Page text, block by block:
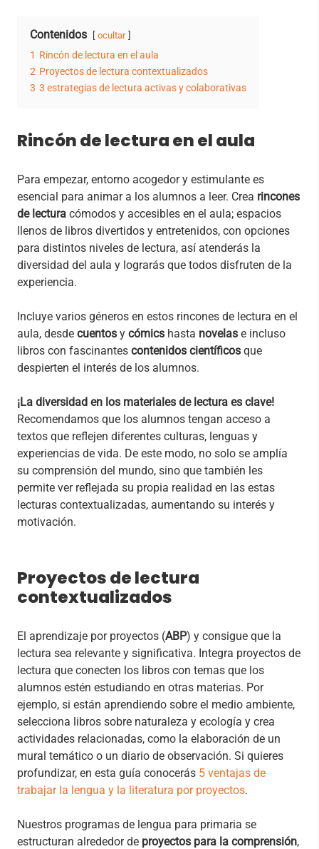
Contenidos ocultar
1 Rincón de lectura en el aula
2 Proyectos de lectura contextualizados
3 3 estrategias de lectura activas y colaborativas
Rincón de lectura en el aula
Para empezar, entorno acogedor y estimulante es
esencial para animar a los alumnos a leer. Crea rincones
de lectura cómodos y accesibles en el aula; espacios
llenos de libros divertidos y entretenidos, con opciones
para distintos niveles de lectura, así atenderás la
diversidad del aula y lograrás que todos disfruten de la
experiencia.
Incluye varios géneros en estos rincones de lectura en el
aula, desde cuentos y cómics hasta novelas e incluso
libros con fascinantes contenidos científicos que
despierten el interés de los alumnos.
¡La diversidad en los materiales de lectura es clave!
Recomendamos que los alumnos tengan acceso a
textos que reflejen diferentes culturas, lenguas y
experiencias de vida. De este modo, no solo se amplía
su comprensión del mundo, sino que también les
permite ver reflejada su propia realidad en las estas
lecturas contextualizadas, aumentando su interés y
motivación.
Proyectos de lectura
contextualizados
El aprendizaje por proyectos (ABP) y consigue que la
lectura sea relevante y significativa. Integra proyectos de
lectura que conecten los libros con temas que los
alumnos estén estudiando en otras materias. Por
ejemplo, si están aprendiendo sobre el medio ambiente,
selecciona libros sobre naturaleza y ecología y crea
actividades relacionadas, como la elaboración de un
mural temático o un diario de observación. Si quieres
profundizar, en esta guía conocerás 5 ventajas de
trabajar la lengua y la literatura por proyectos.
Nuestros programas de lengua para primaria se
estructuran alrededor de proyectos para la comprensión,